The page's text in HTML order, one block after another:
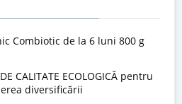
Combiotic de la 6 luni 800 g
CALITATE ECOLOGICĂ pentru
diversificării